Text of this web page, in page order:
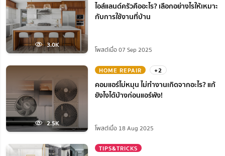
3.0K
ไอส์แลนด์ครัวคืออะไร? เลือกอย่างไรให้เหมาะ
กับการใช้งานที่บ้าน
โพสต์เมื่อ 07 Sep 2025
2.5K
HOME REPAIR +2
คอมแอร์ไม่หมุน ไม่ทํางานเกิดจากอะไร? แก้
ยังไงได้บ้างก่อนแอร์พัง!
โพสต์เมื่อ 18 Aug 2025
TIPS&TRICKS